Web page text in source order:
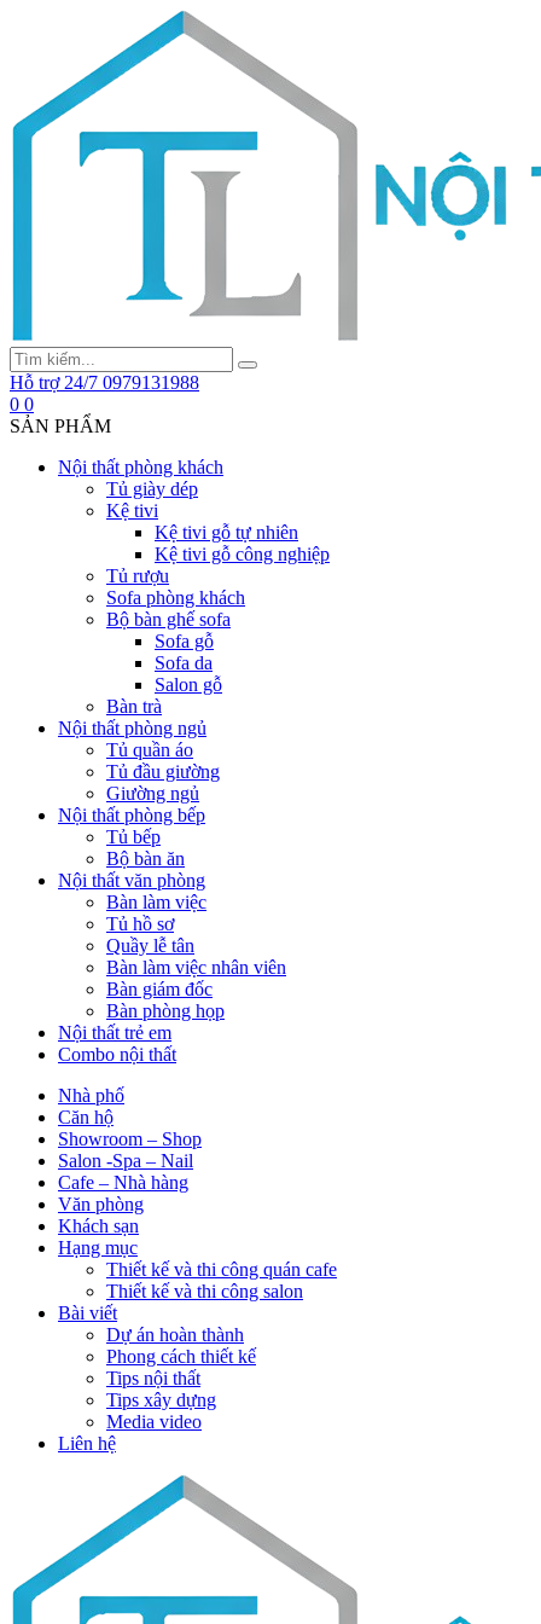
Hỗ trợ 24/7 0979131988
0 0
SẢN PHẨM
Nội thất phòng khách
Tủ giày dép
Kệ tivi
Kệ tivi gỗ tự nhiên
Kệ tivi gỗ công nghiệp
Tủ rượu
Sofa phòng khách
Bộ bàn ghế sofa
Sofa gỗ
Sofa da
Salon gỗ
Bàn trà
Nội thất phòng ngủ
Tủ quần áo
Tủ đầu giường
Giường ngủ
Nội thất phòng bếp
Tủ bếp
Bộ bàn ăn
Nội thất văn phòng
Bàn làm việc
Tủ hồ sơ
Quầy lễ tân
Bàn làm việc nhân viên
Bàn giám đốc
Bàn phòng họp
Nội thất trẻ em
Combo nội thất
Nhà phố
Căn hộ
Showroom – Shop
Salon -Spa – Nail
Cafe – Nhà hàng
Văn phòng
Khách sạn
Hạng mục
Thiết kế và thi công quán cafe
Thiết kế và thi công salon
Bài viết
Dự án hoàn thành
Phong cách thiết kế
Tips nội thất
Tips xây dựng
Media video
Liên hệ